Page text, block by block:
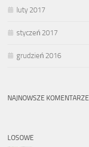
luty 2017
styczeń 2017
grudzień 2016
NAJNOWSZE KOMENTARZE
LOSOWE